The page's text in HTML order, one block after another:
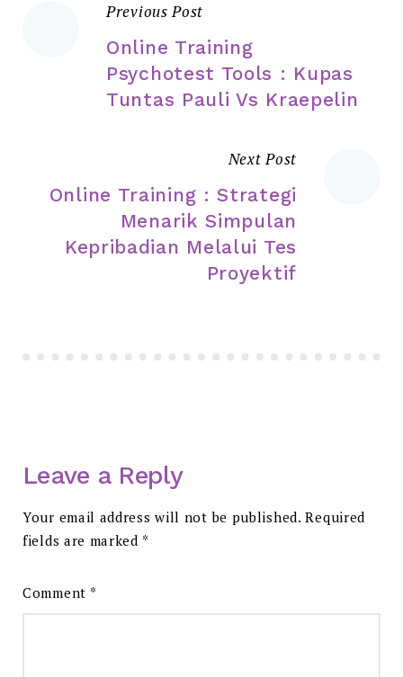
Previous Post
Online Training
Psychotest Tools : Kupas
Tuntas Pauli Vs Kraepelin
Next Post
Online Training : Strategi
Menarik Simpulan
Kepribadian Melalui Tes
Proyektif
Leave a Reply
Your email address will not be published. Required
fields are marked *
Comment *